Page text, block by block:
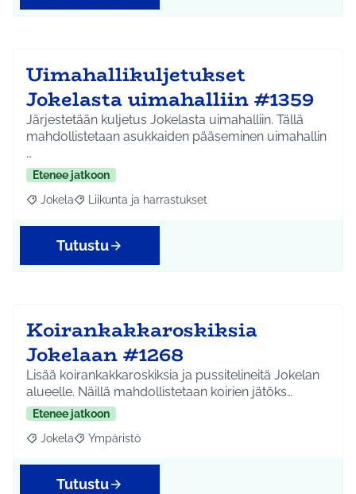
Uimahallikuljetukset
Jokelasta uimahalliin #1359
Järjestetään kuljetus Jokelasta uimahalliin. Tällä
mahdollistetaan asukkaiden pääseminen uimahallin
…
Etenee jatkoon
Rajaa tulokset aihepiirin mukaan: Jokela
Jokela Rajaa tulokset teeman mukaan: Liikunta ja
Liikunta ja harrastukset
Tutustu
Koirankakkaroskiksia
Jokelaan #1268
Lisää koirankakkaroskiksia ja pussitelineitä Jokelan
alueelle. Näillä mahdollistetaan koirien jätöks…
Etenee jatkoon
Rajaa tulokset aihepiirin mukaan: Jokela
Jokela Rajaa tulokset teeman mukaan: Ympäristö
Ympäristö
Tutustu